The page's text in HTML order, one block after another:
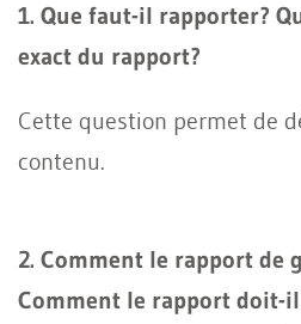
1. Que faut-il rapporter?
exact du rapport?
Cette question permet de
contenu.
2. Comment le rapport de
Comment le rapport doit-